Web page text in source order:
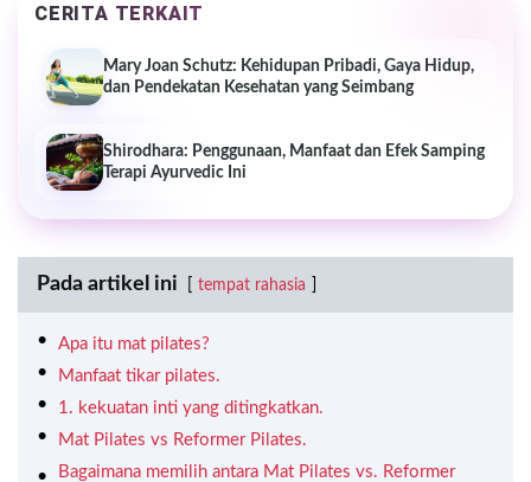
CERITA TERKAIT
Mary Joan Schutz: Kehidupan Pribadi, Gaya Hidup,
dan Pendekatan Kesehatan yang Seimbang
Shirodhara: Penggunaan, Manfaat dan Efek Samping
Terapi Ayurvedic Ini
Pada artikel ini tempat rahasia
Apa itu mat pilates?
Manfaat tikar pilates.
1. kekuatan inti yang ditingkatkan.
Mat Pilates vs Reformer Pilates.
Bagaimana memilih antara Mat Pilates vs. Reformer